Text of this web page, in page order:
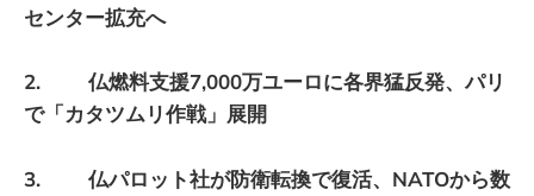
センター拡充へ
2. 仏燃料支援7,000万ユーロに各界猛反発、パリ
で「カタツムリ作戦」展開
3. 仏パロット社が防衛転換で復活、NATOから数